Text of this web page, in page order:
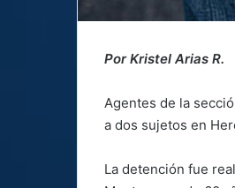
Por Kristel Arias R.
Agentes de la
a dos sujetos en
La detención fue